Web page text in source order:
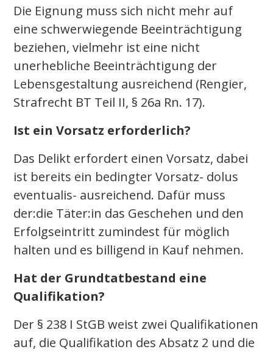
Die Eignung muss sich nicht mehr auf
eine schwerwiegende Beeinträchtigung
beziehen, vielmehr ist eine nicht
unerhebliche Beeinträchtigung der
Lebensgestaltung ausreichend (Rengier,
Strafrecht BT Teil II, § 26a Rn. 17).
Ist ein Vorsatz erforderlich?
Das Delikt erfordert einen Vorsatz, dabei
ist bereits ein bedingter Vorsatz- dolus
eventualis- ausreichend. Dafür muss
der:die Täter:in das Geschehen und den
Erfolgseintritt zumindest für möglich
halten und es billigend in Kauf nehmen.
Hat der Grundtatbestand eine
Qualifikation?
Der § 238 I StGB weist zwei Qualifikationen
auf, die Qualifikation des Absatz 2 und die